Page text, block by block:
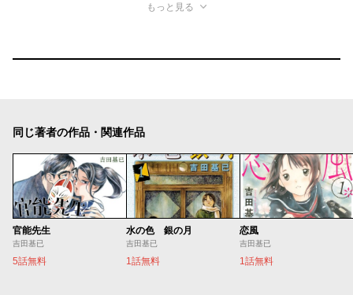
もっと見る
同じ著者の作品・関連作品
官能先生
吉田基已
5話無料
水の色 銀の月
吉田基已
1話無料
恋風
吉田基已
1話無料